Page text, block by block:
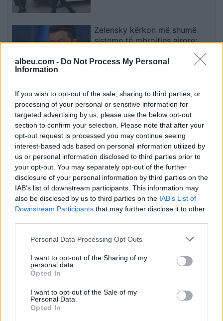
albeu.com - Do Not Process My Personal
Information
If you wish to opt-out of the sale, sharing to third parties, or
processing of your personal or sensitive information for
targeted advertising by us, please use the below opt-out
section to confirm your selection. Please note that after your
opt-out request is processed you may continue seeing
interest-based ads based on personal information utilized by
us or personal information disclosed to third parties prior to
your opt-out. You may separately opt-out of the further
disclosure of your personal information by third parties on the
IAB’s list of downstream participants. This information may
also be disclosed by us to third parties on the IAB’s List of
Downstream Participants that may further disclose it to other
Personal Data Processing Opt Outs
I want to opt-out of the Sharing of my
personal data.
Opted In
I want to opt-out of the Sale of my
Personal Data.
Opted In
Zelensky kërkon më shumë
sisteme të mbrojtjes ajrore:
Raketa që vjen drejt nesh vret
njerëz
Shigjeta pranë simbolit të
karburantit: çfarë informacioni
i jep shoferit?
Nissan Qashqai e-Power
vendos rekord dhe regjistrohet
në Librin Guinness